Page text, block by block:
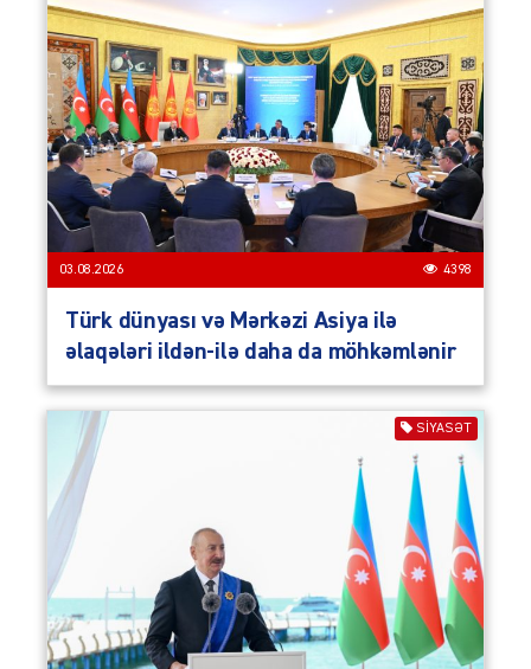
03.08.2026 4398
Türk dünyası və Mərkəzi Asiya ilə
əlaqələri ildən-ilə daha da möhkəmlənir
SIYASƏT